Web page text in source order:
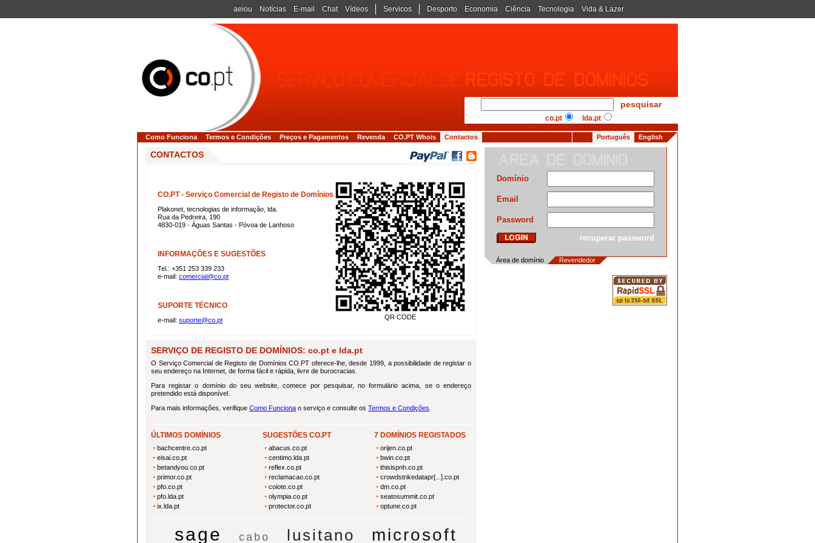
aeiou Notícias E-mail Chat Vídeos Servicos Desporto Economia Ciência Tecnologia Vida & Lazer
pesquisar
co.pt lda.pt
Como Funciona Termos e Condições Preços e Pagamentos Revenda CO.PT Whois Contactos Português English
CONTACTOS
CO.PT - Serviço Comercial de Registo de Domínios
Plakonet, tecnologias de informação, lda.
Rua da Pedreira, 190
4830-019 - Águas Santas - Póvoa de Lanhoso
INFORMAÇÕES E SUGESTÕES
Tel.: +351 253 339 233
e-mail: comercial@co.pt
SUPORTE TÉCNICO
e-mail: suporte@co.pt QR CODE
SERVIÇO DE REGISTO DE DOMÍNIOS: co.pt e lda.pt
O Serviço Comercial de Registo de Domínios CO.PT oferece-lhe, desde 1999, a possibilidade de registar o
seu endereço na Internet, de forma fácil e rápida, livre de burocracias.
Para registar o domínio do seu website, comece por pesquisar, no formulário acima, se o endereço
pretendido está disponível.
Para mais informações, verifique Como Funciona o serviço e consulte os Termos e Condições
ÚLTIMOS DOMÍNIOS
bachcentre.co.pt
eisai.co.pt
betandyou.co.pt
primor.co.pt
pfo.co.pt
pfo.lda.pt
ix.lda.pt
SUGESTÕES CO.PT
abacus.co.pt
centimo.lda.pt
reflex.co.pt
reclamacao.co.pt
coiote.co.pt
olympia.co.pt
protector.co.pt
7 DOMÍNIOS REGISTADOS
orijen.co.pt
bwin.co.pt
thisispnh.co.pt
crowdstrikedatapr[...].co.pt
dm.co.pt
seatosummit.co.pt
optune.co.pt
sage cabo lusitano microsoft
Domínio
Email
Password
recuperar password
Área de domínio Revendedor